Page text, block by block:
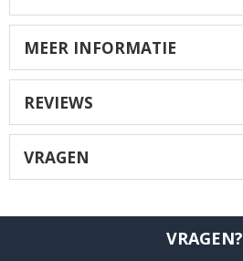
MEER INFORMATIE
REVIEWS
VRAGEN
VRAGEN?